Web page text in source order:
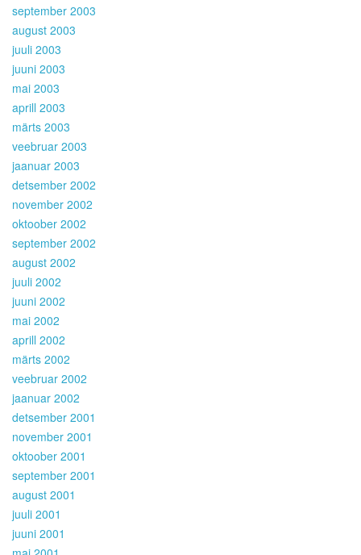
september 2003
august 2003
juuli 2003
juuni 2003
mai 2003
aprill 2003
märts 2003
veebruar 2003
jaanuar 2003
detsember 2002
november 2002
oktoober 2002
september 2002
august 2002
juuli 2002
juuni 2002
mai 2002
aprill 2002
märts 2002
veebruar 2002
jaanuar 2002
detsember 2001
november 2001
oktoober 2001
september 2001
august 2001
juuli 2001
juuni 2001